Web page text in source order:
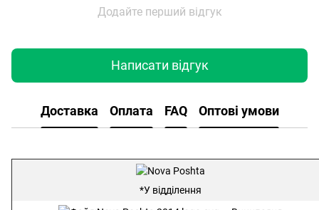
Додайте перший відгук
Написати відгук
Доставка Оплата FAQ Оптові умови
*У відділення